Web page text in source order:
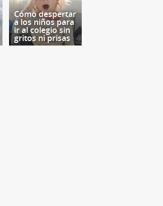
Cómo despertar
a los niños para
ir al colegio sin
gritos ni prisas